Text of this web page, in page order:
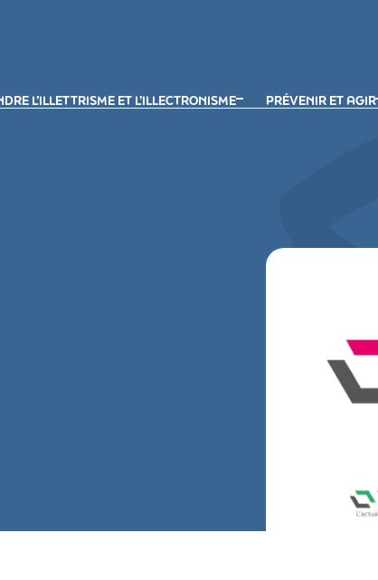
L’ILLETTRISME ET L’ILLECTRONISME PRÉVENIR ET AGIR